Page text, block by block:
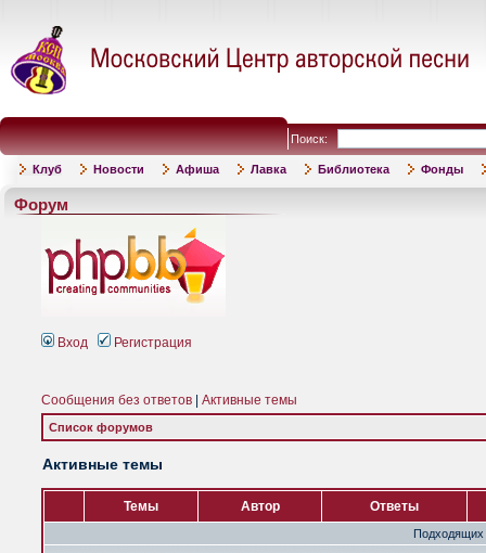
Поиск:
Клуб Новости Афиша Лавка Библиотека Фонды
Форум
Вход Регистрация
Сообщения без ответов Активные темы
Список форумов
Активные темы
Темы Автор Ответы
Подходящих